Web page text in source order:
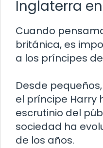
Inglaterra
Cuando
británica, es
a los príncipes
Desde
el príncipe Harry
escrutinio del
sociedad ha
de los años.